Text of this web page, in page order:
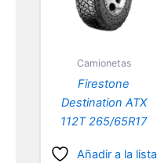
Camionetas
Firestone
Destination ATX
112T 265/65R17
Añadir a la lista